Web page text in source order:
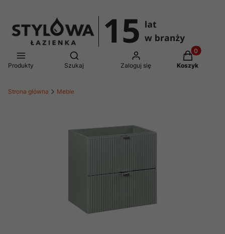
Produkty
Otwórz wyszukiwarkę
Szukaj Zaloguj się
Produkty
Koszyk
Strona główna Meble